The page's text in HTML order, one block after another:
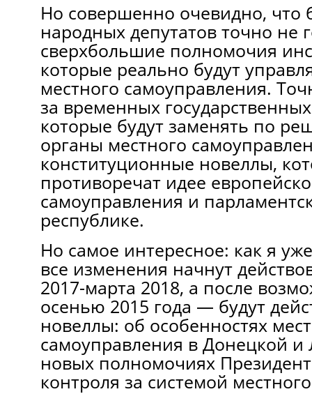
Но совершенно очевидно, что
народных депутатов точно не
сверхбольшие полномочия
которые реально будут
местного самоуправления.
за временных
которые будут заменять по
органы местного
конституционные новеллы,
противоречат идее
самоуправления и
республике.
Но самое интересное: как я
все изменения начнут
2017-марта 2018, а после
осенью 2015 года — будут
новеллы: об особенностях
самоуправления в Донецкой и
новых полномочиях
контроля за системой